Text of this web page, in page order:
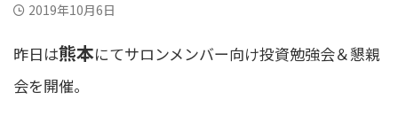
2019年10月6日
昨日は熊本にてサロンメンバー向け投資勉強会＆懇親
会を開催。